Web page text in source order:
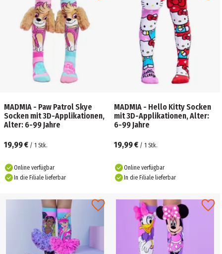
MADMIA - Paw Patrol Skye
Socken mit 3D-Applikationen,
Alter: 6-99 Jahre
19,99 € / 1 Stk.
Online verfügbar
In die Filiale lieferbar
MADMIA - Hello Kitty Socken
mit 3D-Applikationen, Alter:
6-99 Jahre
19,99 € / 1 Stk.
Online verfügbar
In die Filiale lieferbar